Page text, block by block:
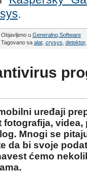
.
Objavljeno u Generalno, Software
Tagovano sa alat, crysys detektor
uređaji
fotografija,
Mnogi se
da bi svoje
ćemo